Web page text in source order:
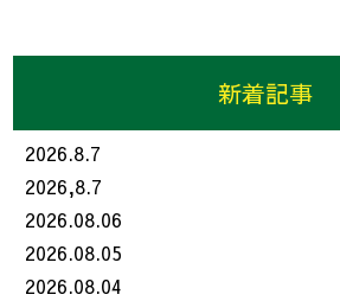
新着記事
2026.8.7
2026,8.7
2026.08.06
2026.08.05
2026.08.04